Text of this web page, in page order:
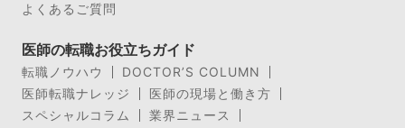
よくあるご質問
医師の転職お役立ちガイド
転職ノウハウ
DOCTOR’S COLUMN
医師転職ナレッジ
医師の現場と働き方
スペシャルコラム
業界ニュース